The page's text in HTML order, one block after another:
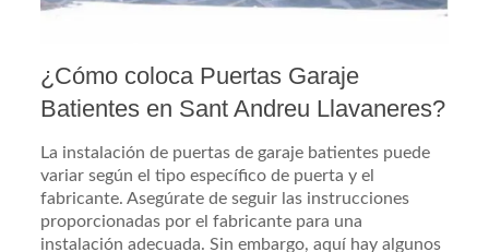
¿Cómo coloca Puertas Garaje
Batientes en Sant Andreu Llavaneres?
La instalación de puertas de garaje batientes puede
variar según el tipo específico de puerta y el
fabricante. Asegúrate de seguir las instrucciones
proporcionadas por el fabricante para una
instalación adecuada. Sin embargo, aquí hay algunos